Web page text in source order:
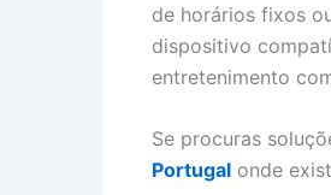
de horários fixos
dispositivo
entretenimento
Se procuras
Portugal onde